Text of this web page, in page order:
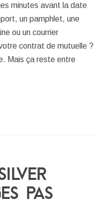
minutes avant la date
un pamphlet, une
ou un courrier
contrat de mutuelle ?
Mais ça reste entre
PAS